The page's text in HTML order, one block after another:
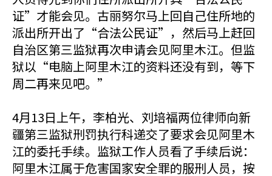
证”才能会见。古丽努尔马上回自己住所地的
派出所开出了“合法公民证”，然后马上赶回
自治区第三监狱再次申请会见阿里木江。但监
狱以“电脑上阿里木江的资料还没有到，等下
周二再来见吧。”
4月13日上午，李柏光、刘培福两位律师向新
疆第三监狱刑罚执行科递交了要求会见阿里木
江的委托手续。监狱工作人员看了手续后说：
阿里木江属于危害国家安全罪的服刑人员，按